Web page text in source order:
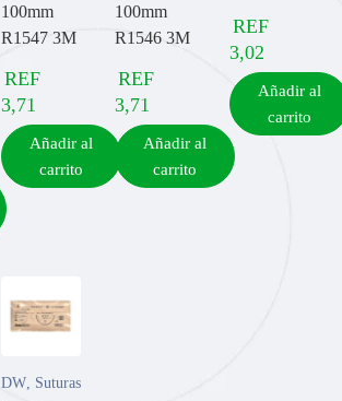
100mm
R1547 3M
REF
3,71
Añadir al
carrito
100mm
R1546 3M
REF
3,71
Añadir al
carrito
REF
3,02
Añadir al
carrito
DW, Suturas